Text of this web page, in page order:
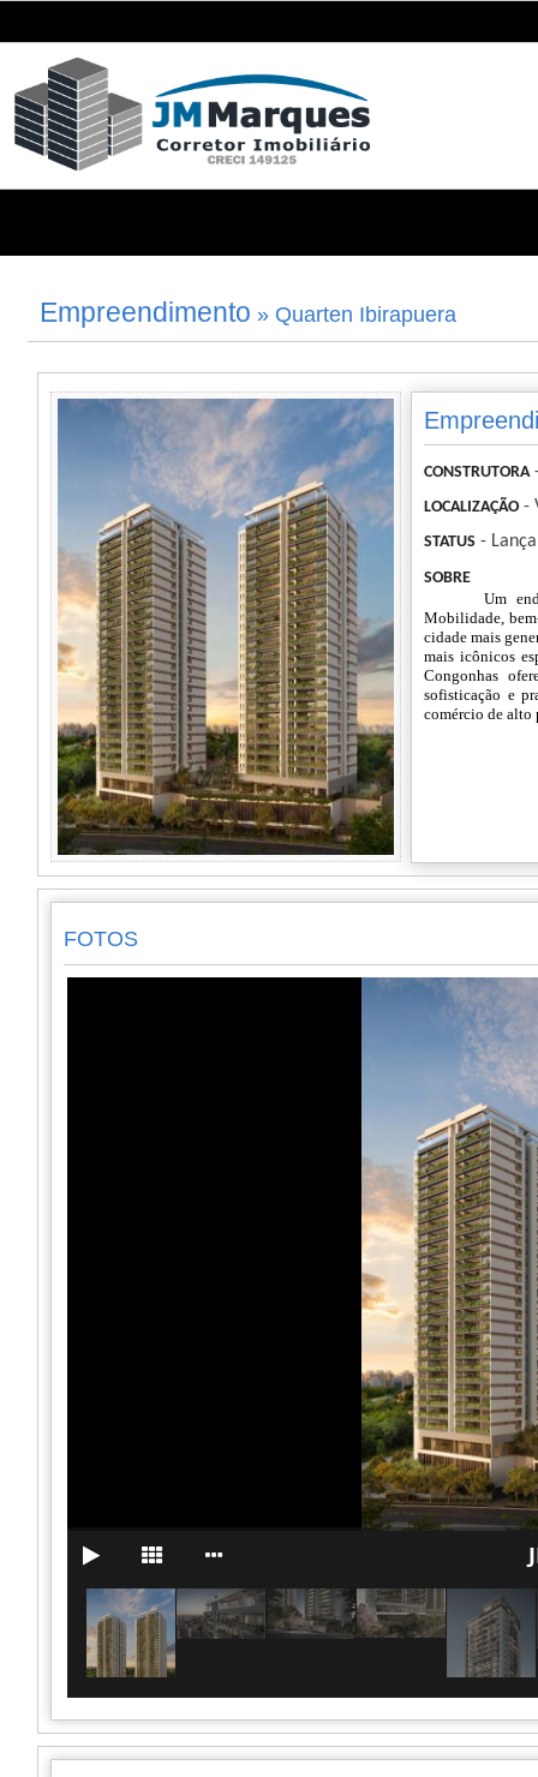
Empreendimento » Quarten Ibirapuera
CONSTRUTORA-
LOCALIZAÇÃO-
STATUS -
SOBRE
Um
Mobilidade,
cidade mais
mais icônicos
Congonhas
sofisticação e
comércio de alto
FOTOS